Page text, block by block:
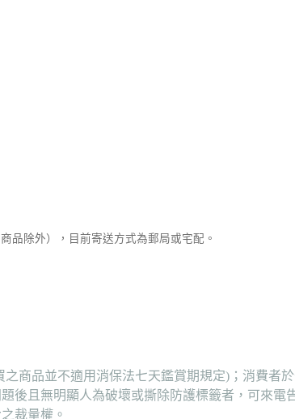
品除外），目前寄送方式為郵局或宅配。
商品並不適用消保法七天鑑賞期規定)；消費者
後且無明顯人為破壞或撕除防護標籤者，可來電
裁量權。